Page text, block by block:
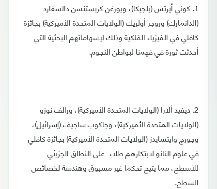
1. كوني أيرتس (بلجيكا)، ويورغن كريستنسن دالسغارد
(الدانمارك) وروجر أولريك (الولايات المتحدة الأميركية) بجائزة
كافلي في الفيزياء الفلكية وذلك لإسهاماتهم البحثية التي
أحدثت ثورة في فهمنا لبواطن النجوم.
2. ديفيد ألارا (الولايات المتحدة الأميركية)، ورالف نوزو
(الولايات المتحدة الأميركية)، وجاكوب ساجيف (إسرائيل)،
وجورج وايتسايدز (الولايات المتحدة الأميركية) بجائزة كافلي
في علوم النانو لابتكارهم طلاء -على النطاق الجزيئي-
للأسطح، مما يتيح تحكما غير مسبوق وهندسة لخصائص
السطح.